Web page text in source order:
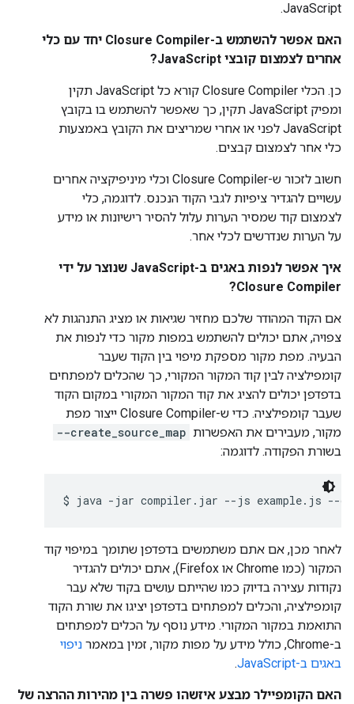
JavaScript.
האם אפשר להשתמש ב-Closure Compiler יחד עם כלי
אחרים לצמצום קובצי JavaScript?
כן. הכלי Closure Compiler קורא כל JavaScript תקין
ומפיק JavaScript תקין, כך שאפשר להשתמש בו בקובץ
JavaScript לפני או אחרי שמריצים את הקובץ באמצעות
כלי אחר לצמצום קבצים.
חשוב לזכור ש-Closure Compiler וכלי מיניפיקציה אחרים
עשויים להגדיר ציפיות לגבי הקוד הנכנס. לדוגמה, כלי
לצמצום קוד שמסיר הערות עלול להסיר רישיונות או מידע
על הערות שנדרשים לכלי אחר.
איך אפשר לנפות באגים ב-JavaScript שנוצר על ידי
Closure Compiler?
אם הקוד המהודר שלכם מחזיר שגיאות או מציג התנהגות לא
צפויה, אתם יכולים להשתמש במפות מקור כדי לנפות את
הבעיה. מפת מקור מספקת מיפוי בין הקוד שעבר
קומפילציה לבין קוד המקור המקורי, כך שהכלים למפתחים
בדפדפן יכולים להציג את קוד המקור המקורי במקום הקוד
שעבר קומפילציה. כדי ש-Closure Compiler ייצור מפת
מקור, מעבירים את האפשרות --create_source_map
בשורת הפקודה. לדוגמה:
$ java -jar compiler.jar --js example.js --
לאחר מכן, אם אתם משתמשים בדפדפן שתומך במיפוי קוד
המקור (כמו Chrome או Firefox), אתם יכולים להגדיר
נקודות עצירה בדיוק כמו שהייתם עושים בקוד שלא עבר
קומפילציה, והכלים למפתחים בדפדפן יציגו את שורת הקוד
התואמת במקור המקורי. מידע נוסף על הכלים למפתחים
ב-Chrome, כולל מידע על מפות מקור, זמין במאמר
ניפוי
באגים ב-JavaScript
.
האם הקומפיילר מבצע איזשהו פשרה בין מהירות ההרצה של